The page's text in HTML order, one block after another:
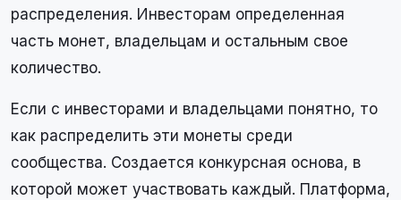
распределения. Инвесторам определенная
часть монет, владельцам и остальным свое
количество.
Если с инвесторами и владельцами понятно, то
как распределить эти монеты среди
сообщества. Создается конкурсная основа, в
которой может участвовать каждый. Платформа,